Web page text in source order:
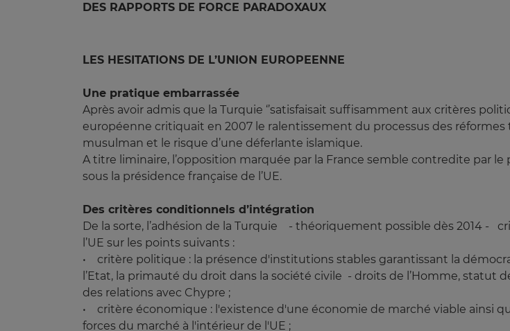
DES RAPPORTS DE FORCE PARADOXAUX
LES HESITATIONS DE L’UNION EUROPEENNE
Une pratique embarrassée
Après avoir admis que la Turquie ‘’satisfaisait suffisamment aux critères
européenne critiquait en 2007 le ralentissement du processus des
musulman et le risque d’une déferlante islamique.
A titre liminaire, l’opposition marquée par la France semble contredite par
sous la présidence française de l’UE.
Des critères conditionnels d’intégration
De la sorte, l’adhésion de la Turquie - théoriquement possible dès 2014 -
l’UE sur les points suivants :
• critère politique : la présence d'institutions stables garantissant la
l’Etat, la primauté du droit dans la société civile - droits de l’Homme,
des relations avec Chypre ;
• critère économique : l'existence d'une économie de marché viable ainsi
forces du marché à l'intérieur de l'UE ;